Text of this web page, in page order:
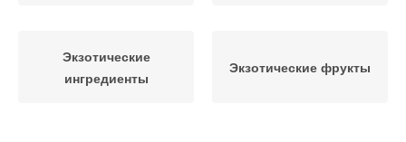
Экзотические
ингредиенты
Экзотические фрукты